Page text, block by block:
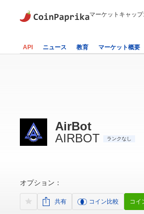
マーケットキャップ:
API ニュース 教育 マーケット概要
AirBot
AIRBOT
ランクなし
オプション：
共有 コイン比較 コイ